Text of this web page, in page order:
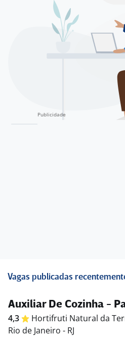
Vagas publicadas
Auxiliar De Cozinha -
4,3 Hortifruti Natural da
Rio de Janeiro - RJ